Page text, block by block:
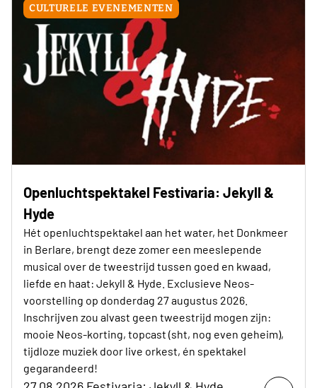
CULTURELE EVENEMENTEN
Openluchtspektakel Festivaria: Jekyll &
Hyde
Hét openluchtspektakel aan het water, het Donkmeer
in Berlare, brengt deze zomer een meeslepende
musical over de tweestrijd tussen goed en kwaad,
liefde en haat: Jekyll & Hyde. Exclusieve Neos-
voorstelling op donderdag 27 augustus 2026.
Inschrijven zou alvast geen tweestrijd mogen zijn:
mooie Neos-korting, topcast (sht, nog even geheim),
tijdloze muziek door live orkest, én spektakel
gegarandeerd!